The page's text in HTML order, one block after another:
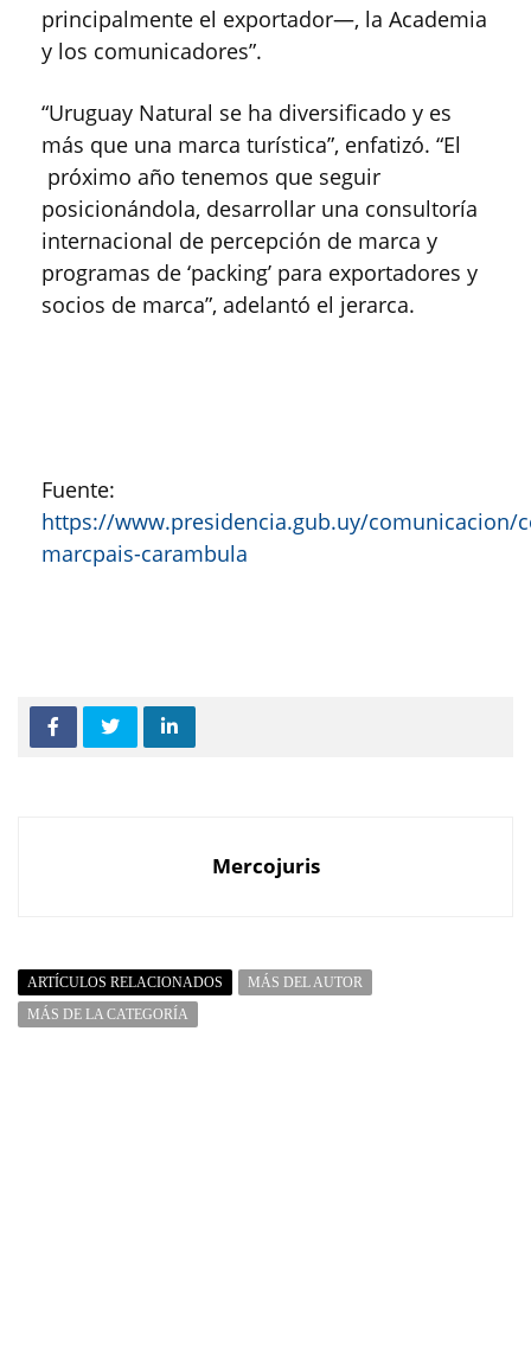
principalmente el exportador—, la Academia
y los comunicadores”.
“Uruguay Natural se ha diversificado y es
más que una marca turística”, enfatizó. “El
próximo año tenemos que seguir
posicionándola, desarrollar una consultoría
internacional de percepción de marca y
programas de ‘packing’ para exportadores y
socios de marca”, adelantó el jerarca.
Fuente:
https://www.presidencia.gub.uy/comunicacion/
marcpais-carambula
Mercojuris
ARTÍCULOS RELACIONADOS
MÁS DEL AUTOR
MÁS DE LA CATEGORÍA